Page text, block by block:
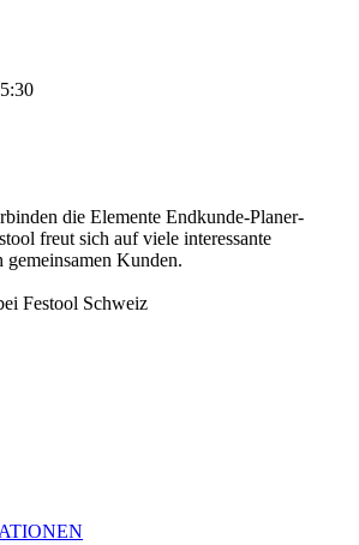
die Elemente Endkunde-Planer-
freut sich auf viele interessante
gemeinsamen Kunden.
Festool Schweiz